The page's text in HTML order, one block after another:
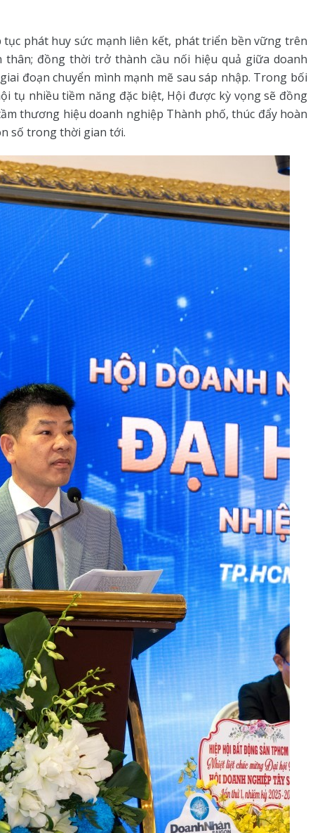
tục phát huy sức mạnh liên kết, phát triển bền vững trên
đồng thời trở thành cầu nối hiệu quả giữa doanh
đoạn chuyển mình mạnh mẽ sau sáp nhập. Trong bối
tụ nhiều tiềm năng đặc biệt, Hội được kỳ vọng sẽ đồng
thương hiệu doanh nghiệp Thành phố, thúc đẩy hoàn
số trong thời gian tới.